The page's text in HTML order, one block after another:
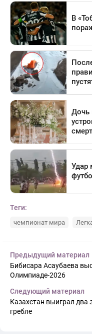
Теги:
чемпионат мира
Предыдущий материал
Бибисара Асаубаева
Олимпиаде-2026
Следующий материал
Казахстан выиграл два
гребле